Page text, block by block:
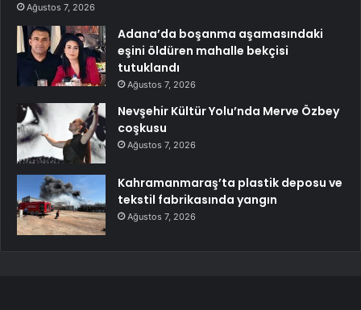
Ağustos 7, 2026
Adana’da boşanma aşamasındaki
eşini öldüren mahalle bekçisi
tutuklandı
Ağustos 7, 2026
Nevşehir Kültür Yolu’nda Merve Özbey
coşkusu
Ağustos 7, 2026
Kahramanmaraş’ta plastik deposu ve
tekstil fabrikasında yangın
Ağustos 7, 2026